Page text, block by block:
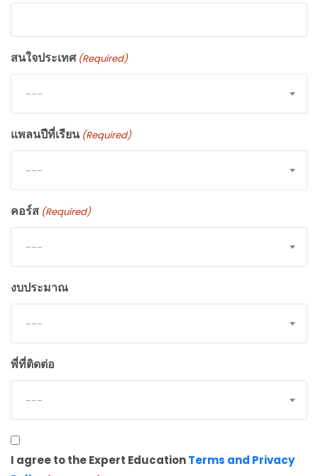
สนใจประเทศ (Required)
---
แพลนปีที่เรียน (Required)
---
คอร์ส (Required)
---
งบประมาณ
---
พี่ที่ติดต่อ
---
Consent
(Required)
I agree to the Expert EducationTerms and Privacy